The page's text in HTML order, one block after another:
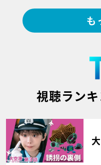
も
視聴ラン